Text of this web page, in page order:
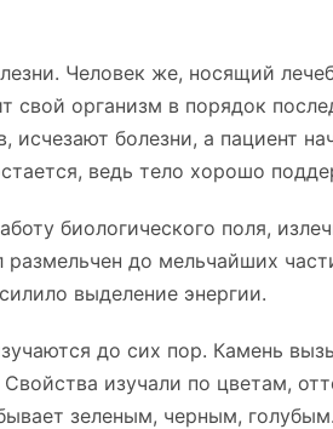
Человек же, носящий
свой организм в порядок
болезни, а пациент
ведь тело хорошо
биологического поля,
до мельчайших
выделение энергии.
до сих пор. Камень
изучали по цветам,
зеленым, черным, голубым.